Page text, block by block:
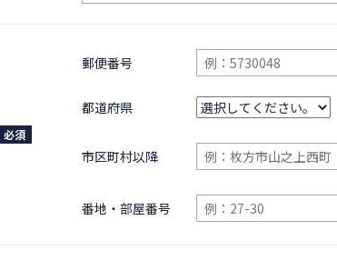
必須
郵便番号
都道府県
市区町村以降
番地・部屋番号